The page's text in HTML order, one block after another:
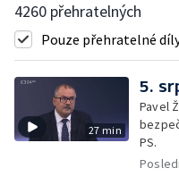
4260 přehratelných
Pouze přehratelné
27 min
5.
Pavel
PS.